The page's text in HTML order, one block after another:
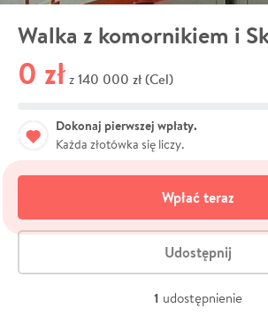
Walka z komornikiem i
0 zł z 140 000 zł (Cel)
Dokonaj pierwszej wpłaty.
Każda złotówka się liczy.
Wpłać teraz
Udostępnij
1 udostępnienie